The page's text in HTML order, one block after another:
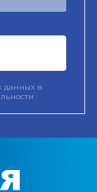
данных в